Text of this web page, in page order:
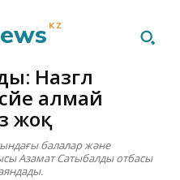
KZ
Назгүл
алмай
жоқ
балалар және
Азамат Сатыбалды отбасы